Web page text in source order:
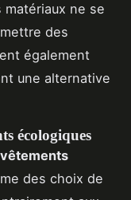
ne se
des
également
une alternative
écologiques
des choix de